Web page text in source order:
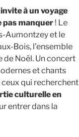
à un voyage
pas manquer ! Le
Aumontzey et le
Bois, l’ensemble
Noël. Un concert
et chants
qui recherchent
culturelle en
entrer dans la